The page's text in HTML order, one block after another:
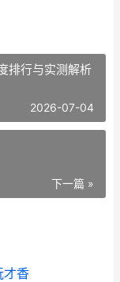
排行与实测解析
2026-07-04
下一篇 »
才香